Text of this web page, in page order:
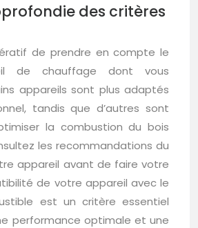
des critères
de prendre en compte le
de chauffage dont vous
appareils sont plus adaptés
tandis que d’autres sont
la combustion du bois
les recommandations du
appareil avant de faire votre
de votre appareil avec le
est un critère essentiel
performance optimale et une